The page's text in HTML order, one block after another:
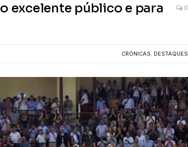
excelente público e para
0
CRÓNICAS, DESTAQUES